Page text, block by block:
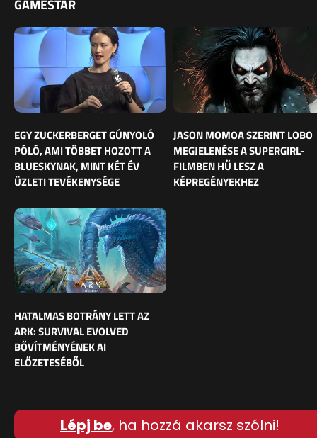
GAMESTAR
EGY ZUCKERBERGET GÚNYOLÓ
PÓLÓ, AMI TÖBBET HOZOTT A
BLUESKYNAK, MINT KÉT ÉV
ÜZLETI TEVÉKENYSÉGE
JASON MOMOA SZERINT LOBO
MEGJELENÉSE A SUPERGIRL-
FILMBEN HŰ LESZ A
KÉPREGÉNYEKHEZ
HATALMAS BOTRÁNY LETT AZ
ARK: SURVIVAL EVOLVED
BŐVÍTMÉNYÉNEK AI
ELŐZETESÉBŐL
Lépj be, ha hozzá akarsz szólni!